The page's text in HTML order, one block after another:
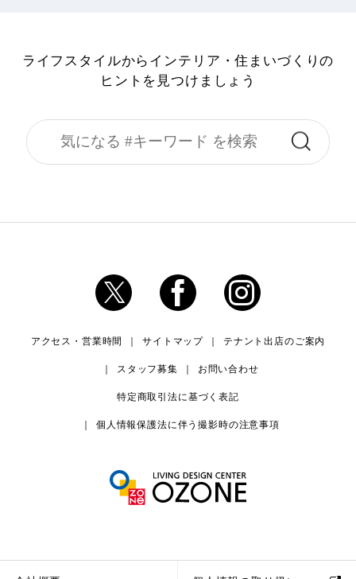
ライフスタイルからインテリア・住まいづくりの
ヒントを見つけましょう
アクセス・営業時間 サイトマップ テナント出店のご案内
スタッフ募集 お問い合わせ
特定商取引法に基づく表記
個人情報保護法に伴う撮影時の注意事項